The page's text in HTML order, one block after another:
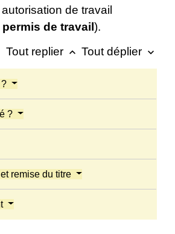
de travail
permis de travail).
Tout replier keyboard_arrow_up Tout déplier keyboard_arrow_down
?
remise du titre